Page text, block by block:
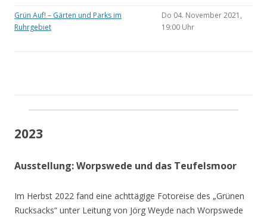
Grün Auf! – Gärten und Parks im
Ruhrgebiet
Do 04. November 2021,
19:00 Uhr
2023
Ausstellung: Worpswede und das Teufelsmoor
Im Herbst 2022 fand eine achttägige Fotoreise des „Grünen
Rucksacks“ unter Leitung von Jörg Weyde nach Worpswede